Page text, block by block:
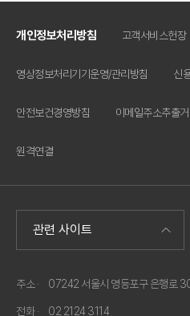
개인정보처리방침 고객서비스헌장
영상정보처리기기운영/관리방침 신
안전보건경영방침 이메일주소추출
원격연결
주소 · 07242 서울시 영등포구 은행로
전화 · 02 2124 3114